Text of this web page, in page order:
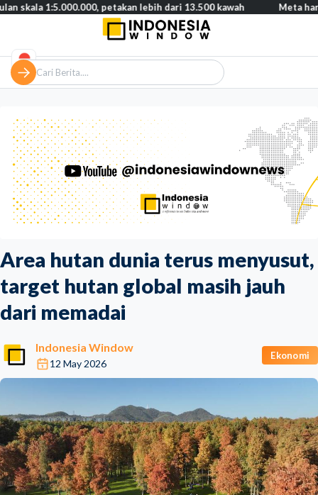
Area hutan dunia terus menyusut,
target hutan global masih jauh
dari memadai
Indonesia Window
12 May 2026
Ekonomi
petakan lebih dari 13.500 kawah Meta harus bayar